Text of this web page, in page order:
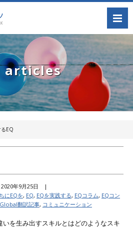
articles
EQ
2020年9月25日 |
にEQを, EQ, EQを実践する, EQコラム, EQコン
翻訳記事, コミュニケーション
いを生み出すスキルとはどのようなスキ